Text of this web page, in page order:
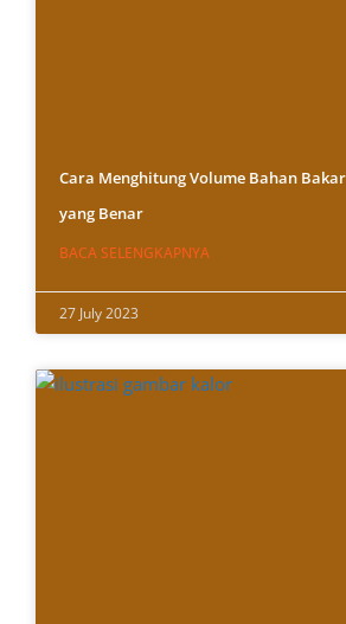
Cara Menghitung Volume Bahan
yang Benar
BACA SELENGKAPNYA
27 July 2023